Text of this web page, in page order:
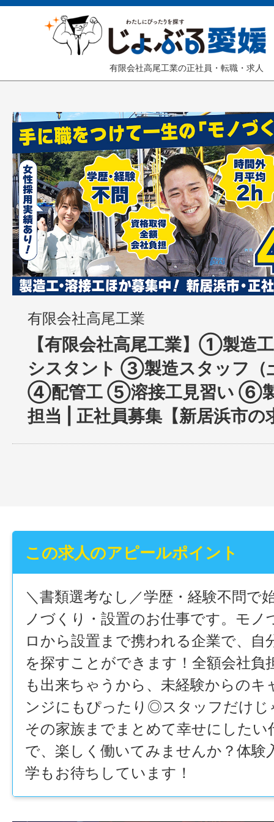
有限会社高尾工業の正社員・転職・求人
有限会社高尾工業
【有限会社高尾工業】①製造
シスタント ③製造スタッフ（
④配管工 ⑤溶接工見習い ⑥
担当 | 正社員募集【新居浜市の
この求人のアピールポイント
＼書類選考なし／学歴・経験不問で
ノづくり・設置のお仕事です。モノ
ロから設置まで携われる企業で、自
を探すことができます！全額会社負
も出来ちゃうから、未経験からのキ
ンジにもぴったり◎スタッフだけじ
その家族までまとめて幸せにしたい
で、楽しく働いてみませんか？体験
学もお待ちしています！